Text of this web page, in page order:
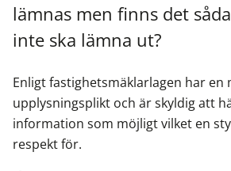
lämnas men finns det
inte ska lämna ut?
Enligt fastighetsmäklarlagen har en
upplysningsplikt och är skyldig att
information som möjligt vilket en
respekt för.